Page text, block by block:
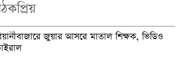
জুয়ার আসরে মাতাল শিক্ষক, ভিডিও